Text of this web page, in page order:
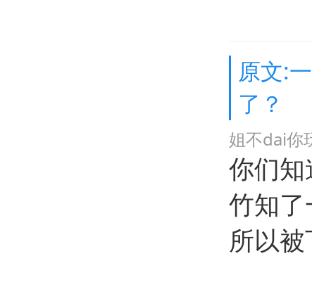
原文:
了？
姐不dai你
你们
竹知
所以被